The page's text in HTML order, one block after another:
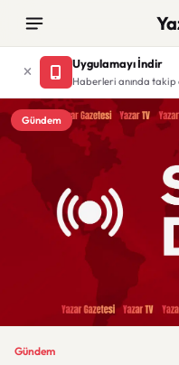
Uygulamayı İndir
Haberleri anında takip
Gündem
Gündem